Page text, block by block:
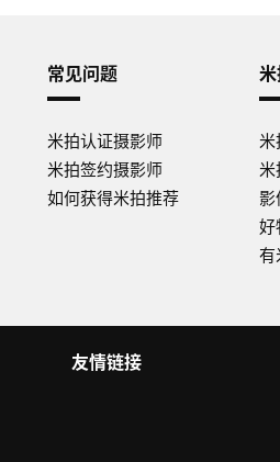
常见问题
米拍认证摄影师
米拍签约摄影师
如何获得米拍推荐
米
米
影
好
有
友情链接